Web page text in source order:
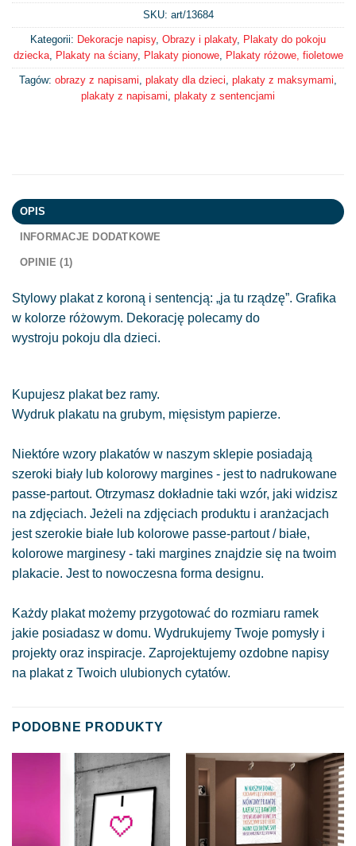
SKU: art/13684
Kategorii: Dekoracje napisy, Obrazy i plakaty, Plakaty do pokoju
dziecka, Plakaty na ściany, Plakaty pionowe, Plakaty różowe, fioletowe
Tagów: obrazy z napisami plakaty dla dzieci plakaty z maksymami
plakaty z napisami plakaty z sentencjami
OPIS
INFORMACJE DODATKOWE
OPINIE (1)
Stylowy plakat z koroną i sentencją: „ja tu rządzę”. Grafika
w kolorze różowym. Dekorację polecamy do
wystroju pokoju dla dzieci.
Kupujesz plakat bez ramy.
Wydruk plakatu na grubym, mięsistym papierze.
Niektóre wzory plakatów w naszym sklepie posiadają
szeroki biały lub kolorowy margines - jest to nadrukowane
passe-partout. Otrzymasz dokładnie taki wzór, jaki widzisz
na zdjęciach. Jeżeli na zdjęciach produktu i aranżacjach
jest szerokie białe lub kolorowe passe-partout / białe,
kolorowe marginesy - taki margines znajdzie się na twoim
plakacie. Jest to nowoczesna forma designu.
Każdy plakat możemy przygotować do rozmiaru ramek
jakie posiadasz w domu. Wydrukujemy Twoje pomysły i
projekty oraz inspiracje. Zaprojektujemy ozdobne napisy
na plakat z Twoich ulubionych cytatów.
PODOBNE PRODUKTY